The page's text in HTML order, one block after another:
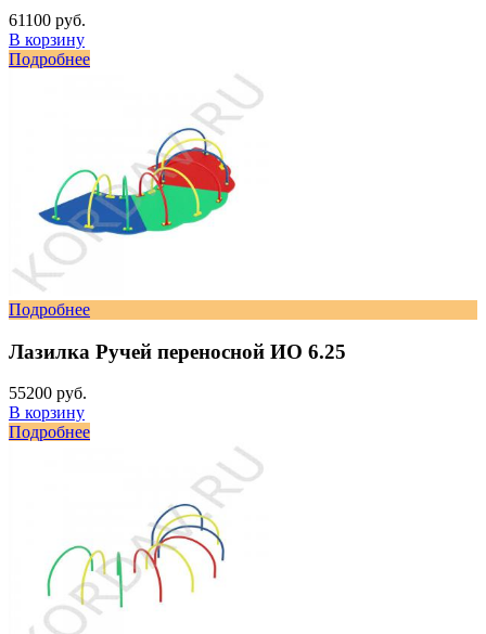
61100 руб.
В корзину
Подробнее
Подробнее
Лазилка Ручей переносной ИО 6.25
55200 руб.
В корзину
Подробнее